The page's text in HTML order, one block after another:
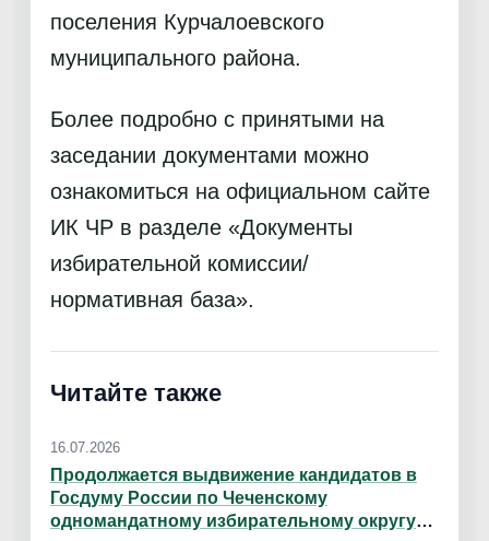
поселения Курчалоевского
муниципального района.
Более подробно с принятыми на
заседании документами можно
ознакомиться на официальном сайте
ИК ЧР в разделе «Документы
избирательной комиссии/
нормативная база».
Читайте также
16.07.2026
Продолжается выдвижение кандидатов в
Госдуму России по Чеченскому
одномандатному избирательному округу